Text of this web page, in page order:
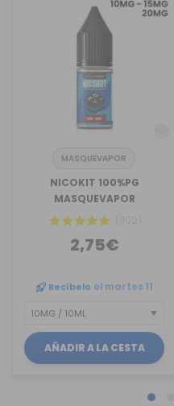
MASQUEVAPOR
NICOKIT 100%PG
MASQUEVAPOR
(302)
2,75€
Recíbelo el martes 11
AÑADIR A LA CESTA